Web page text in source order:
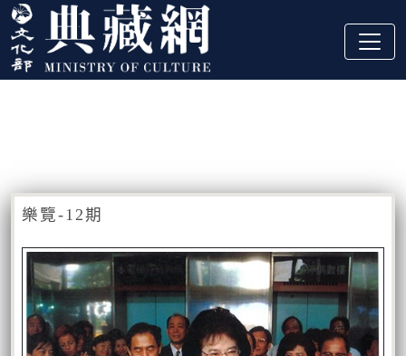
跳到主要內容
:::
樂覽-12期